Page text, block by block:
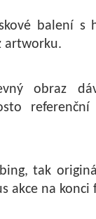
balení
artworku.
obraz
tak
akce na konci